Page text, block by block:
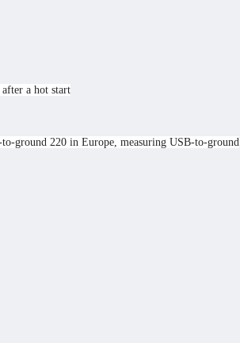
a hot start
ground 220 in Europe, measuring USB-to-ground